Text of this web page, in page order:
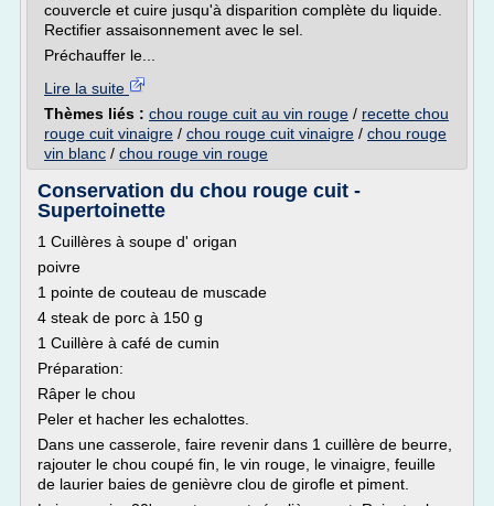
couvercle et cuire jusqu'à disparition complète du liquide.
Rectifier assaisonnement avec le sel.
Préchauffer le...
Lire la suite
Thèmes liés : chou rouge cuit au vin rouge / recette chou
rouge cuit vinaigre / chou rouge cuit vinaigre / chou rouge
vin blanc / chou rouge vin rouge
Conservation du chou rouge cuit -
Supertoinette
1 Cuillères à soupe d' origan
poivre
1 pointe de couteau de muscade
4 steak de porc à 150 g
1 Cuillère à café de cumin
Préparation:
Râper le chou
Peler et hacher les echalottes.
Dans une casserole, faire revenir dans 1 cuillère de beurre,
rajouter le chou coupé fin, le vin rouge, le vinaigre, feuille
de laurier baies de genièvre clou de girofle et piment.